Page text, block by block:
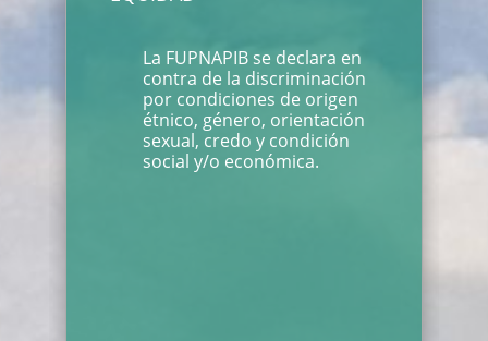
La FUPNAPIB se declara en
contra de la discriminación
por condiciones de origen
étnico, género, orientación
sexual, credo y condición
social y/o económica.